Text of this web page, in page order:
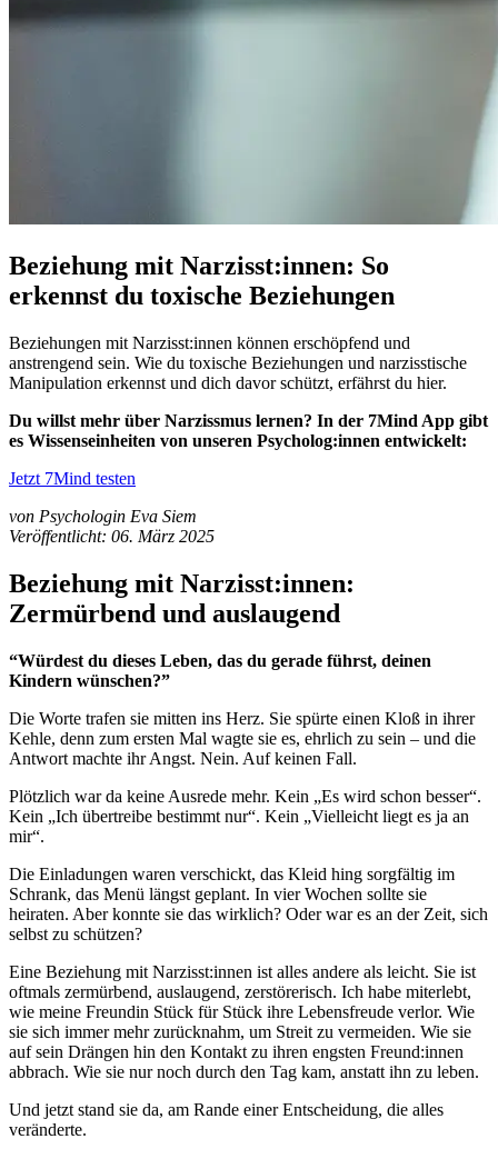
Beziehung mit Narzisst:innen: So
erkennst du toxische Beziehungen
Beziehungen mit Narzisst:innen können erschöpfend und
anstrengend sein. Wie du toxische Beziehungen und narzisstische
Manipulation erkennst und dich davor schützt, erfährst du hier.
Du willst mehr über Narzissmus lernen? In der 7Mind App gibt
es Wissenseinheiten von unseren Psycholog:innen entwickelt:
Jetzt 7Mind testen
von Psychologin Eva Siem
Veröffentlicht: 06. März 2025
Beziehung mit Narzisst:innen:
Zermürbend und auslaugend
“Würdest du dieses Leben, das du gerade führst, deinen
Kindern wünschen?”
Die Worte trafen sie mitten ins Herz. Sie spürte einen Kloß in ihrer
Kehle, denn zum ersten Mal wagte sie es, ehrlich zu sein – und die
Antwort machte ihr Angst. Nein. Auf keinen Fall.
Plötzlich war da keine Ausrede mehr. Kein „Es wird schon besser“.
Kein „Ich übertreibe bestimmt nur“. Kein „Vielleicht liegt es ja an
mir“.
Die Einladungen waren verschickt, das Kleid hing sorgfältig im
Schrank, das Menü längst geplant. In vier Wochen sollte sie
heiraten. Aber konnte sie das wirklich? Oder war es an der Zeit, sich
selbst zu schützen?
Eine Beziehung mit Narzisst:innen ist alles andere als leicht. Sie ist
oftmals zermürbend, auslaugend, zerstörerisch. Ich habe miterlebt,
wie meine Freundin Stück für Stück ihre Lebensfreude verlor. Wie
sie sich immer mehr zurücknahm, um Streit zu vermeiden. Wie sie
auf sein Drängen hin den Kontakt zu ihren engsten Freund:innen
abbrach. Wie sie nur noch durch den Tag kam, anstatt ihn zu leben.
Und jetzt stand sie da, am Rande einer Entscheidung, die alles
veränderte.